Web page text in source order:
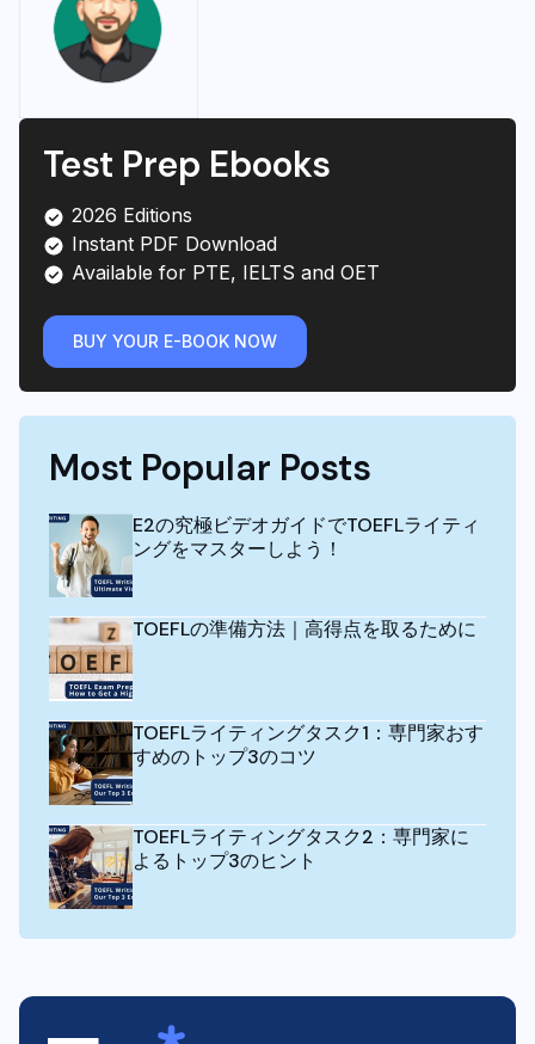
Test Prep Ebooks
2026 Editions
Instant PDF Download
Available for PTE, IELTS and OET
BUY YOUR E-BOOK NOW
Most Popular Posts
E2の究極ビデオガイドでTOEFLライティ
ングをマスターしよう！
TOEFLの準備方法｜高得点を取るために
TOEFLライティングタスク1：専門家おす
すめのトップ3のコツ
TOEFLライティングタスク2：専門家に
よるトップ3のヒント